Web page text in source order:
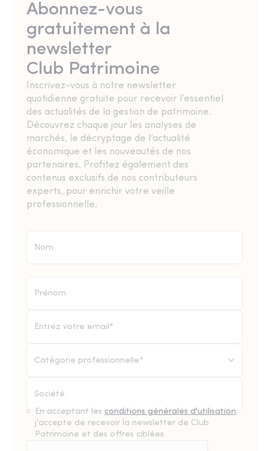
Abonnez-vous
gratuitement à la
newsletter
Club Patrimoine
Inscrivez-vous à notre newsletter
quotidienne gratuite pour recevoir l’essentiel
des actualités de la gestion de patrimoine.
Découvrez chaque jour les analyses de
marchés, le décryptage de l’actualité
économique et les nouveautés de nos
partenaires. Profitez également des
contenus exclusifs de nos contributeurs
experts, pour enrichir votre veille
professionnelle.
Catégorie professionnelle*
En acceptant les conditions générales d'utilisation,
j'accepte de recevoir la newsletter de Club
Patrimoine et des offres ciblées.